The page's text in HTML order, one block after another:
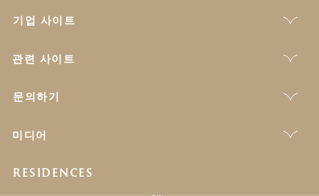
기업 사이트
관련 사이트
문의하기
미디어
RESIDENCES